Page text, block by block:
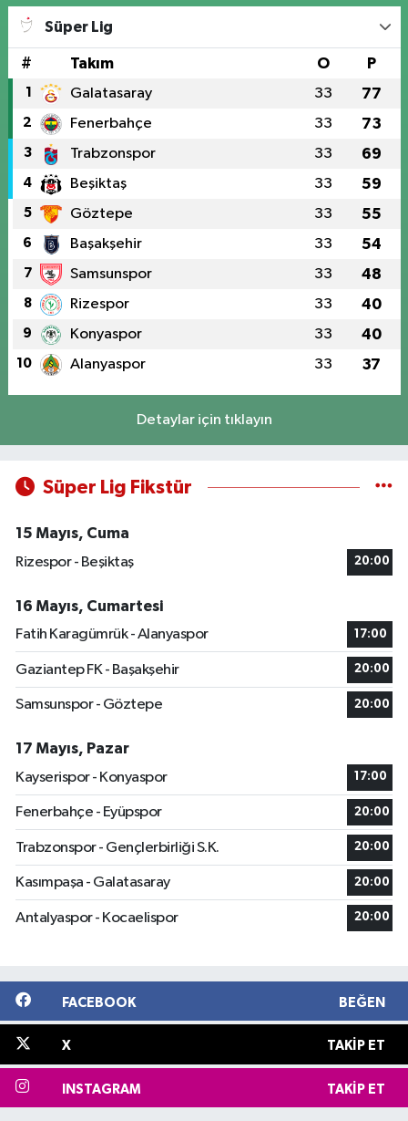
Süper Lig
# Takım O P
1 Galatasaray 33 77
2 Fenerbahçe 33 73
3 Trabzonspor 33 69
4 Beşiktaş 33 59
5 Göztepe 33 55
6 Başakşehir 33 54
7 Samsunspor 33 48
8 Rizespor 33 40
9 Konyaspor 33 40
10 Alanyaspor 33 37
Detaylar için tıklayın
Süper Lig Fikstür
15 Mayıs, Cuma
Rizespor - Beşiktaş
20:00
16 Mayıs, Cumartesi
Fatih Karagümrük - Alanyaspor
17:00
Gaziantep FK - Başakşehir 20:00
Samsunspor - Göztepe 20:00
17 Mayıs, Pazar
Kayserispor - Konyaspor
17:00
Fenerbahçe - Eyüpspor 20:00
Trabzonspor - Gençlerbirliği S.K. 20:00
Kasımpaşa - Galatasaray 20:00
Antalyaspor - Kocaelispor 20:00
FACEBOOK BEĞEN
X TAKIP ET
INSTAGRAM TAKIP ET